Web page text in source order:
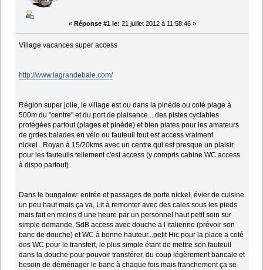
« Réponse #1 le: 21 juillet 2012 à 11:58:46 »
Village vacances super access
http://www.lagrandebaie.com/
Région super jolie, le village est ou dans la pinède ou coté plage à
500m du "centre" et du port de plaisance... des pistes cyclables
protégées partout (plages et pinède) et bien plates pour les amateurs
de grdes balades en vélo ou fauteuil tout est access vraiment
nickel...Royan à 15/20kms avec un centre qui est presque un plaisir
pour les fauteuils tellement c'est access (y compris cabine WC access
à dispo partout)
Dans le bungalow: entrée et passages de porte nickel, évier de cuisine
un peu haut mais ça va, Lit à remonter avec des cales sous les pieds
mais fait en moins d une heure par un personnel haut petit soin sur
simple demande, SdB access avec douche a l italienne (prévoir son
banc de douche) et WC à bonne hauteur...petit Hic pour la place a coté
des WC pour le transfert, le plus simple étant de mettre son fauteuil
dans la douche pour pouvoir transférer, du coup légèrement bancale et
besoin de déménager le banc à chaque fois mais franchement ça se